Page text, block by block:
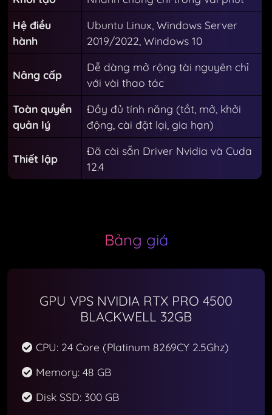
Hệ điều
hành
Ubuntu Linux, Windows Server
2019/2022, Windows 10
Nâng cấp
Dễ dàng mở rộng tài nguyên chỉ
với vài thao tác
Toàn quyền
quản lý
Đầy đủ tính năng (tắt, mở, khởi
động, cài đặt lại, gia hạn)
Thiết lập
Đã cài sẵn Driver Nvidia và Cuda
12.4
Bảng giá
GPU VPS NVIDIA RTX PRO 4500
BLACKWELL 32GB
CPU: 24 Core (Platinum 8269CY 2.5Ghz)
Memory: 48 GB
Disk SSD: 300 GB